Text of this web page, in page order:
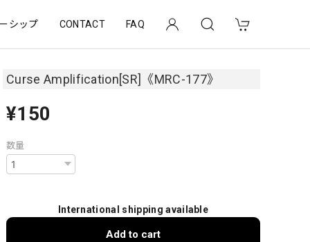
シップ CONTACT FAQ
Curse Amplification[SR]《MRC-177》
¥150
数量
International shipping available
Add to cart